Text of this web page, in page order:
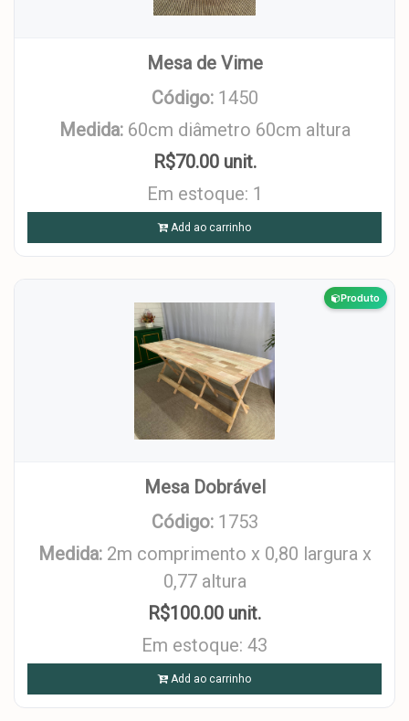
Mesa de Vime
Código: 1450
Medida: 60cm diâmetro 60cm altura
R$70.00 unit.
Em estoque: 1
Add ao carrinho
Produto
Mesa Dobrável
Código: 1753
Medida: 2m comprimento x 0,80 largura x
0,77 altura
R$100.00 unit.
Em estoque: 43
Add ao carrinho